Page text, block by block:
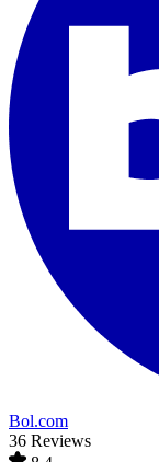
Bol.com
36 Reviews